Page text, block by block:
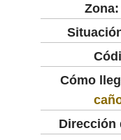
Zona:
Cómo
Dirección